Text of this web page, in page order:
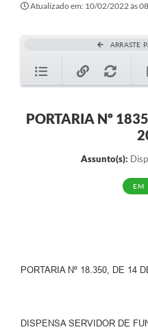
Atualizado em: 10/02/2022 às
ARRASTE
PORTARIA Nº
Assunto(s):
EM
PORTARIA Nº 18.350, DE 14
DISPENSA SERVIDOR DE